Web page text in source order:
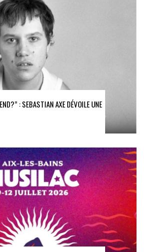
: SEBASTIAN AXE DÉVOILE UNE